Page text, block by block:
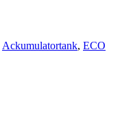
Ackumulatortank, ECO